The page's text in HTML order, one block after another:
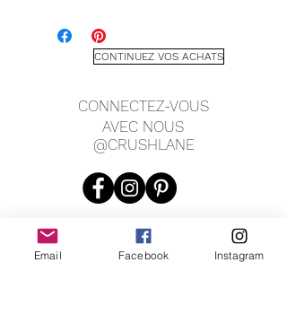
CONTINUEZ VOS ACHATS
CONNECTEZ-VOUS
AVEC NOUS
@CRUSHLANE
Email Facebook Instagram